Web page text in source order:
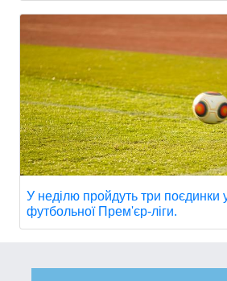
У неділю пройдуть три поєдинки
футбольної Прем'єр-ліги.